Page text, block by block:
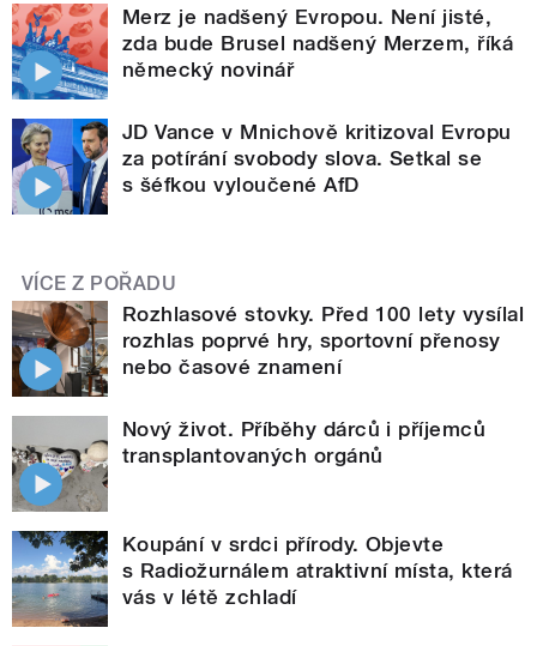
Merz je nadšený Evropou. Není jisté,
zda bude Brusel nadšený Merzem, říká
německý novinář
JD Vance v Mnichově kritizoval Evropu
za potírání svobody slova. Setkal se
s šéfkou vyloučené AfD
VÍCE Z POŘADU
Rozhlasové stovky. Před 100 lety vysílal
rozhlas poprvé hry, sportovní přenosy
nebo časové znamení
Nový život. Příběhy dárců i příjemců
transplantovaných orgánů
Koupání v srdci přírody. Objevte
s Radiožurnálem atraktivní místa, která
vás v létě zchladí